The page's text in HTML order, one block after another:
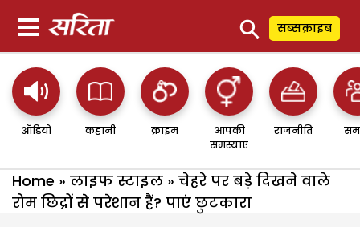
⚲ सब्सक्राइब
ऑडियो कहानी क्राइम
आपकी
समस्याएं
राजनीति
Home » लाइफ स्टाइल » चेहरे पर बड़े दिखने वाले
रोम छिद्रों से परेशान हैं? पाएं छुटकारा